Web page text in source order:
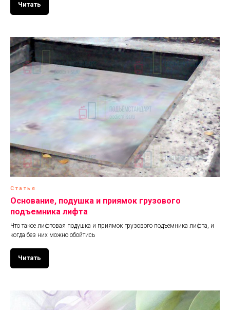
Читать
Статья
Основание, подушка и приямок грузового
подъемника лифта
Что такое лифтовая подушка и приямок грузового подъемника лифта, и
когда без них можно обойтись
Читать